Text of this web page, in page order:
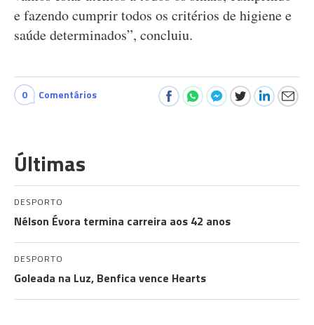
e fazendo cumprir todos os critérios de higiene e
saúde determinados”, concluiu.
0 Comentários
Últimas
DESPORTO
Nélson Évora termina carreira aos 42 anos
DESPORTO
Goleada na Luz, Benfica vence Hearts